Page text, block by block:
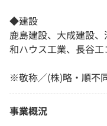
◆建設
鹿島建設、大成建設
和ハウス工業、長谷
※敬称／(株)略・順不
事業概況